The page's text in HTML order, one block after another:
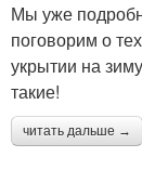
Мы уже
поговорим о
укрытии на
такие!
читать дальше →